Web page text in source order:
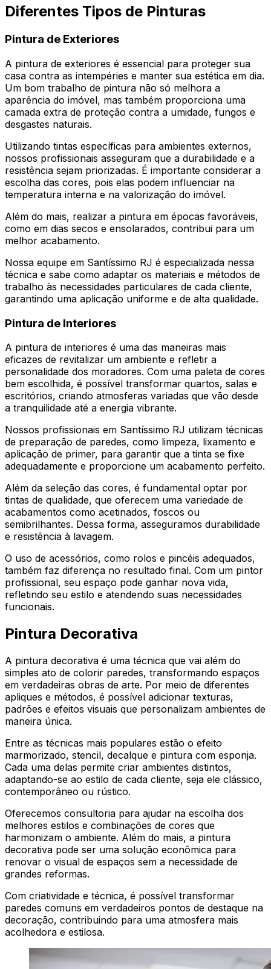
Diferentes Tipos de Pinturas
Pintura de Exteriores
A pintura de exteriores é essencial para proteger sua
casa contra as intempéries e manter sua estética em dia.
Um bom trabalho de pintura não só melhora a
aparência do imóvel, mas também proporciona uma
camada extra de proteção contra a umidade, fungos e
desgastes naturais.
Utilizando tintas específicas para ambientes externos,
nossos profissionais asseguram que a durabilidade e a
resistência sejam priorizadas. É importante considerar a
escolha das cores, pois elas podem influenciar na
temperatura interna e na valorização do imóvel.
Além do mais, realizar a pintura em épocas favoráveis,
como em dias secos e ensolarados, contribui para um
melhor acabamento.
Nossa equipe em Santíssimo RJ é especializada nessa
técnica e sabe como adaptar os materiais e métodos de
trabalho às necessidades particulares de cada cliente,
garantindo uma aplicação uniforme e de alta qualidade.
Pintura de Interiores
A pintura de interiores é uma das maneiras mais
eficazes de revitalizar um ambiente e refletir a
personalidade dos moradores. Com uma paleta de cores
bem escolhida, é possível transformar quartos, salas e
escritórios, criando atmosferas variadas que vão desde
a tranquilidade até a energia vibrante.
Nossos profissionais em Santíssimo RJ utilizam técnicas
de preparação de paredes, como limpeza, lixamento e
aplicação de primer, para garantir que a tinta se fixe
adequadamente e proporcione um acabamento perfeito.
Além da seleção das cores, é fundamental optar por
tintas de qualidade, que oferecem uma variedade de
acabamentos como acetinados, foscos ou
semibrilhantes. Dessa forma, asseguramos durabilidade
e resistência à lavagem.
O uso de acessórios, como rolos e pincéis adequados,
também faz diferença no resultado final. Com um pintor
profissional, seu espaço pode ganhar nova vida,
refletindo seu estilo e atendendo suas necessidades
funcionais.
Pintura Decorativa
A pintura decorativa é uma técnica que vai além do
simples ato de colorir paredes, transformando espaços
em verdadeiras obras de arte. Por meio de diferentes
apliques e métodos, é possível adicionar texturas,
padrões e efeitos visuais que personalizam ambientes de
maneira única.
Entre as técnicas mais populares estão o efeito
marmorizado, stencil, decalque e pintura com esponja.
Cada uma delas permite criar ambientes distintos,
adaptando-se ao estilo de cada cliente, seja ele clássico,
contemporâneo ou rústico.
Oferecemos consultoria para ajudar na escolha dos
melhores estilos e combinações de cores que
harmonizam o ambiente. Além do mais, a pintura
decorativa pode ser uma solução econômica para
renovar o visual de espaços sem a necessidade de
grandes reformas.
Com criatividade e técnica, é possível transformar
paredes comuns em verdadeiros pontos de destaque na
decoração, contribuindo para uma atmosfera mais
acolhedora e estilosa.